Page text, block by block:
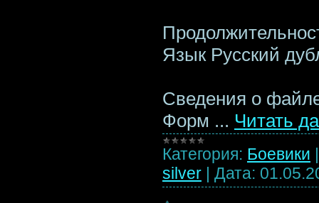
Язык Русский
Сведения о
Форм ... Читать
Категория: Боевики
silver | Дата: